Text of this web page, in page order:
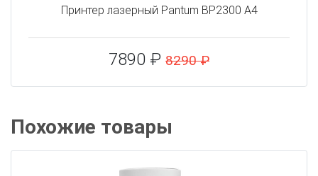
Принтер лазерный Pantum BP2300 A4
7890 ₽ 8290 ₽
Похожие товары